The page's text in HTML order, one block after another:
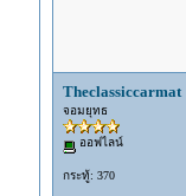
Theclassiccarmat
จอมยุทธ
ออฟไลน์
กระทู้: 370